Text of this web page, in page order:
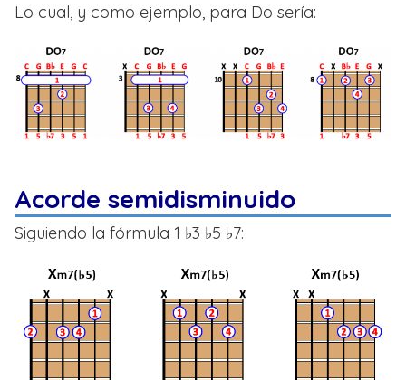
Lo cual, y como ejemplo, para Do sería:
Acorde semidisminuido
Siguiendo la fórmula 1 ♭3 ♭5 ♭7: